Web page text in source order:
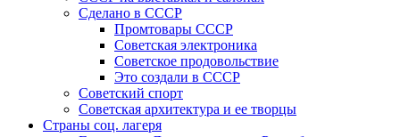
Сделано в СССР
Промтовары СССР
Советская электроника
Советское продовольствие
Это создали в СССР
Советский спорт
Советская архитектура и ее творцы
Страны соц. лагеря